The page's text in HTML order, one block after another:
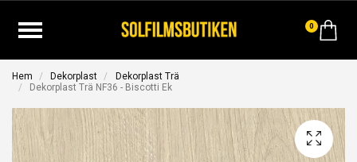
0
Hem Dekorplast
Dekorplast Trä
Dekorplast Trä NF36 - Biscotti Ek